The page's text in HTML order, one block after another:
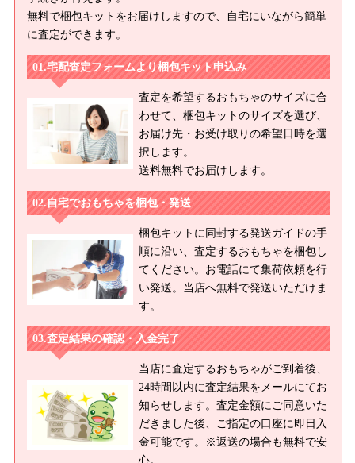
無料で梱包キットをお届けしますので、自宅にいながら簡単
に査定ができます。
宅配査定フォームより梱包キット申込み
査定を希望するおもちゃのサイズに合
わせて、梱包キットのサイズを選び、
お届け先・お受け取りの希望日時を選
択します。
送料無料でお届けします。
自宅でおもちゃを梱包・発送
梱包キットに同封する発送ガイドの手
順に沿い、査定するおもちゃを梱包し
てください。お電話にて集荷依頼を行
い発送。当店へ無料で発送いただけま
す。
査定結果の確認・入金完了
当店に査定するおもちゃがご到着後、
24時間以内に査定結果をメールにてお
知らせします。査定金額にご同意いた
だきました後、ご指定の口座に即日入
金可能です。※返送の場合も無料で安
心。